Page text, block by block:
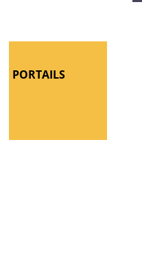
PORTAILS